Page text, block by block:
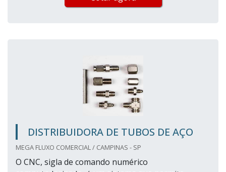
DISTRIBUIDORA DE TUBOS DE AÇO
MEGA FLUXO COMERCIAL / CAMPINAS - SP
O CNC, sigla de comando numérico